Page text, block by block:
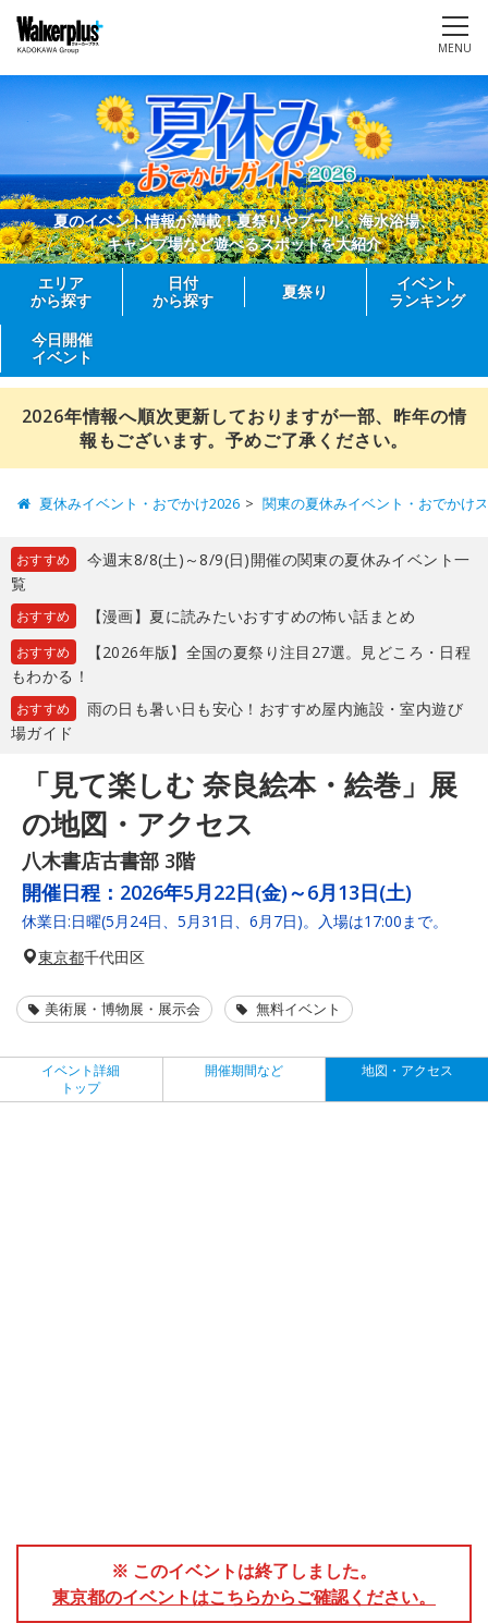
MENU
夏のイベント情報が満載！夏祭りやプール、海水浴場、
キャンプ場など遊べるスポットを大紹介
エリア
から探す
日付
から探す
夏祭り
イベント
ランキング
今日開催
イベント
2026年情報へ順次更新しておりますが一部、昨年の情
報もございます。予めご了承ください。
夏休みイベント・おでかけ2026 関東の夏休みイベント・おでかけ
おすすめ
今週末8/8(土)～8/9(日)開催の関東の夏休みイベント一
覧
おすすめ 【漫画】夏に読みたいおすすめの怖い話まとめ
おすすめ
【2026年版】全国の夏祭り注目27選。見どころ・日程
もわかる！
おすすめ
雨の日も暑い日も安心！おすすめ屋内施設・室内遊び
場ガイド
「見て楽しむ 奈良絵本・絵巻」展
の地図・アクセス
八木書店古書部 3階
開催日程： 2026年5月22日(金)～6月13日(土)
休業日:日曜(5月24日、5月31日、6月7日)。入場は17:00まで。
東京都千代田区
美術展・博物展・展示会 無料イベント
イベント詳細
トップ
開催期間など 地図・アクセス
※ このイベントは終了しました。
東京都のイベントはこちらからご確認ください。